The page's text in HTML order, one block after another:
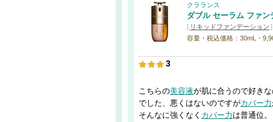
クラランス
ダブル セーラム ファン
[ リキッドファンデーション ]
容量・税込価格：30mL・
3
こちらの美容液が肌に合うので好き
でした、悪くはないのですがカバー力
そんなに強くなく カバー力 は普通位